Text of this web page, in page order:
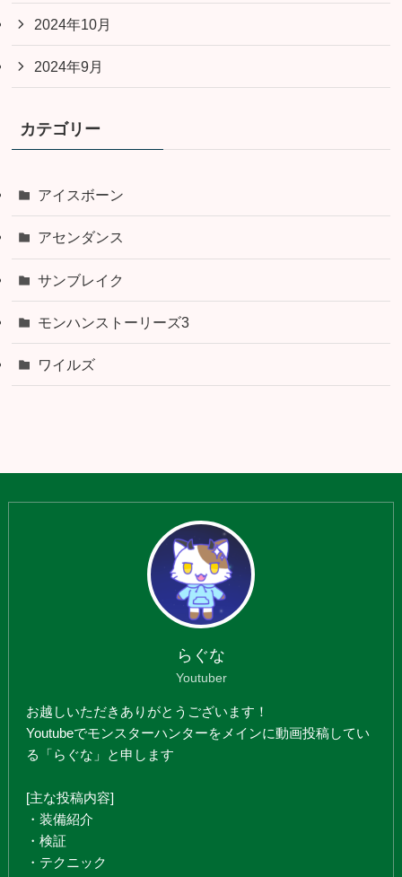
2024年10月
2024年9月
カテゴリー
アイスボーン
アセンダンス
サンブレイク
モンハンストーリーズ3
ワイルズ
らぐな
Youtuber
お越しいただきありがとうございます！
Youtubeでモンスターハンターをメインに動画投稿してい
る「らぐな」と申します
[主な投稿内容]
・装備紹介
・検証
・テクニック